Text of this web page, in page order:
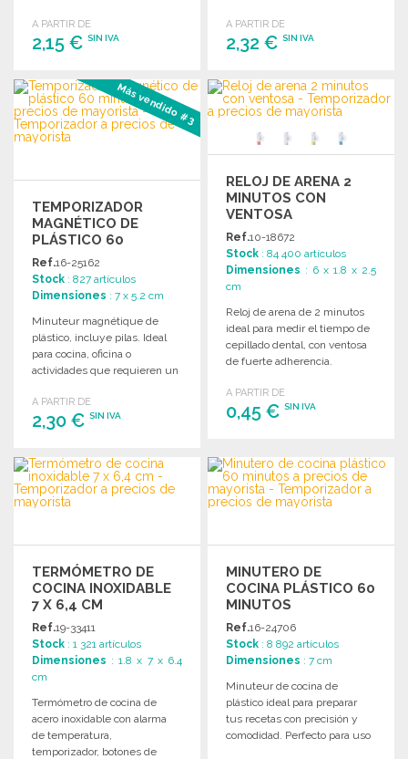
A PARTIR DE
2,15 € SIN IVA
PEDIR
Solicitar un presupuesto
A PARTIR DE
2,32 €SIN IVA
PEDIR
Solicitar un presupuesto
Más vendido #3
TEMPORIZADOR
MAGNÉTICO DE
PLÁSTICO 60
MINUTOS
Ref.16-25162
Stock : 827 artículos
Dimensiones : 7 x 5.2 cm
Minuteur magnétique de
plástico, incluye pilas. Ideal
para cocina, oficina o
actividades que requieren un
A PARTIR DE
2,30 € SIN IVA
PEDIR
Solicitar un presupuesto
RELOJ DE ARENA 2
MINUTOS CON
VENTOSA
Ref.10-18672
Stock : 84 400 artículos
Dimensiones : 6 x 1.8 x 2.5
cm
Reloj de arena de 2 minutos
ideal para medir el tiempo de
cepillado dental, con ventosa
de fuerte adherencia.
A PARTIR DE
0,45 €SIN IVA
Solicitar un presupuesto
TERMÓMETRO DE
COCINA INOXIDABLE
7 X 6,4 CM
Ref.19-33411
Stock : 1 321 artículos
Dimensiones : 1.8 x 7 x 6.4
cm
Termómetro de cocina de
acero inoxidable con alarma
de temperatura,
temporizador, botones de
MINUTERO DE
COCINA PLÁSTICO 60
MINUTOS
Ref.16-24706
Stock : 8 892 artículos
Dimensiones : 7 cm
Minuteur de cocina de
plástico ideal para preparar
tus recetas con precisión y
comodidad. Perfecto para uso